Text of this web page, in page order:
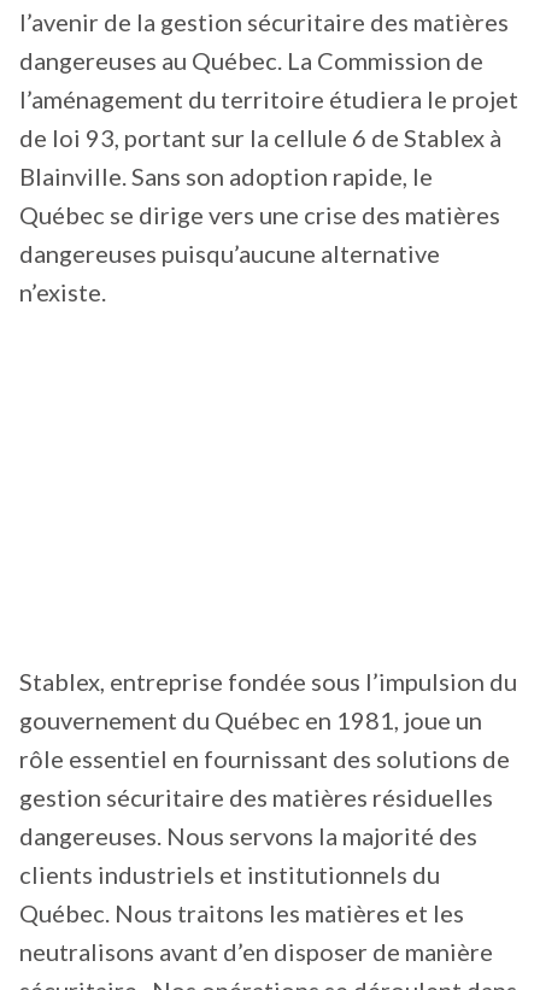
l’avenir de la gestion sécuritaire des matières
dangereuses au Québec. La Commission de
l’aménagement du territoire étudiera le projet
de loi 93, portant sur la cellule 6 de Stablex à
Blainville. Sans son adoption rapide, le
Québec se dirige vers une crise des matières
dangereuses puisqu’aucune alternative
n’existe.
Stablex, entreprise fondée sous l’impulsion du
gouvernement du Québec en 1981, joue un
rôle essentiel en fournissant des solutions de
gestion sécuritaire des matières résiduelles
dangereuses. Nous servons la majorité des
clients industriels et institutionnels du
Québec. Nous traitons les matières et les
neutralisons avant d’en disposer de manière